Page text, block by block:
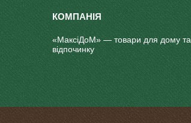
«МаксіДоМ» — товари для дому та
відпочинку